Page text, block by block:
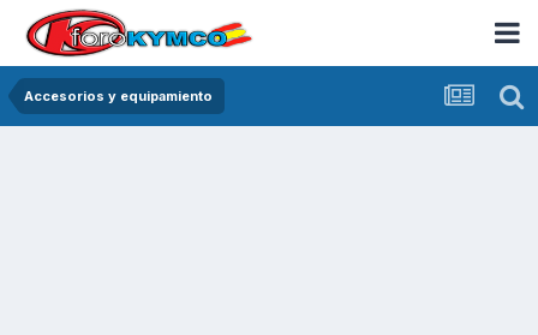
Accesorios y equipamiento